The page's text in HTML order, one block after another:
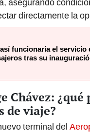
asegurando
directamente la
funcionaría el servicio
tras su
Chávez:
de viaje?
terminal del